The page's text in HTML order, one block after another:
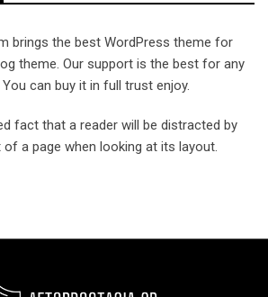
brings the best WordPress theme for
theme. Our support is the best for any
can buy it in full trust enjoy.
fact that a reader will be distracted by
a page when looking at its layout.